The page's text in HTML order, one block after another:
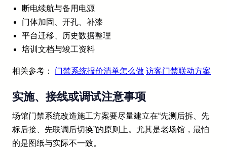
断电续航与备用电源
门体加固、开孔、补漆
平台迁移、历史数据整理
培训文档与竣工资料
相关参考： 门禁系统报价清单怎么做 访客门禁联动方案
实施、接线或调试注意事项
场馆门禁系统改造施工方案要尽量建立在“先测后拆、先
标后接、先联调后切换”的原则上。尤其是老场馆，最怕
的是图纸与实际不一致。